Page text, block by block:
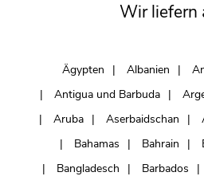
Wir liefern
Ägypten Albanien
Antigua und Barbuda
Aruba
Aserbaidschan
Bahamas
Bahrain
Bangladesch
Barbados